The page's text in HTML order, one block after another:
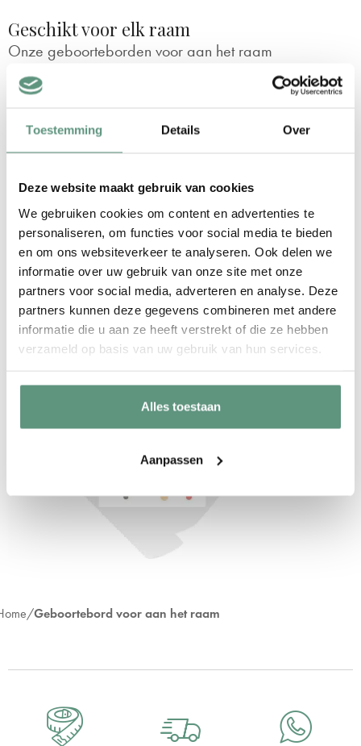
Toestemming Details Over
Deze website maakt gebruik van cookies
We gebruiken cookies om content en advertenties te
personaliseren, om functies voor social media te bieden
en om ons websiteverkeer te analyseren. Ook delen we
informatie over uw gebruik van onze site met onze
partners voor social media, adverteren en analyse. Deze
partners kunnen deze gegevens combineren met andere
informatie die u aan ze heeft verstrekt of die ze hebben
verzameld op basis van uw gebruik van hun services.
Alles toestaan
Aanpassen
Geschikt voor elk raam
Onze geboorteborden voor aan het raam
zijn 100cm breed (2 vlakken van 50cm) en
op praktisch elk raam bevestigd kan
worden. Verder kun je bij dit geboortebord
‘Confetti’ kiezen uit 3 leuke kleuren /
kleurcombinaties:Geel
Roze
IJsblauw
Geboortebord voor aan het raam